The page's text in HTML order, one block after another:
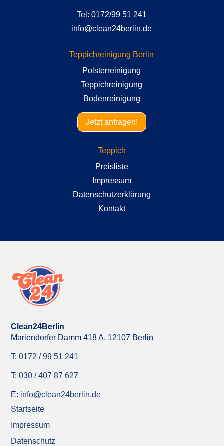
Tel: 0172/99 51 241
info@clean24berlin.de
Teppichreinigung Berlin
Polsterreinigung
Teppichreinigung
Bodenreinigung
Jetzt anfragen!
Teppich
Preisliste
Impressum
Datenschutzerklärung
Kontakt
Clean24Berlin
Mariendorfer Damm 418 A, 12107 Berlin
T:0172 / 99 51 241
T:030 / 407 87 627
E: info@clean24berlin.de
Startseite
Impressum
Datenschutz